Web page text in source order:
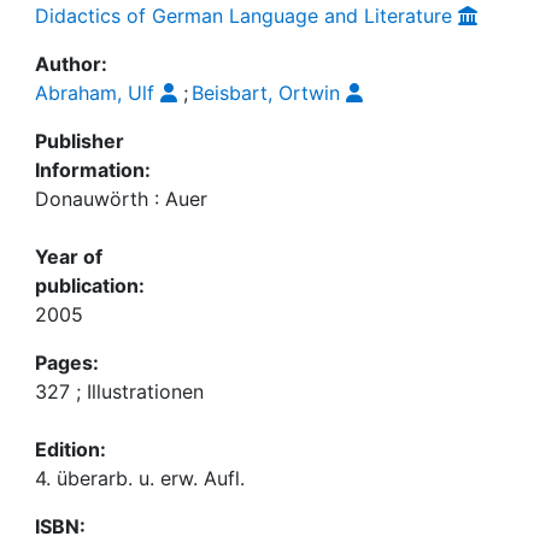
Didactics of German Language and Literature
Author:
Abraham, Ulf
; Beisbart, Ortwin
Publisher
Information:
Donauwörth : Auer
Year of
publication:
2005
Pages:
327 ; Illustrationen
Edition:
4. überarb. u. erw. Aufl.
ISBN: